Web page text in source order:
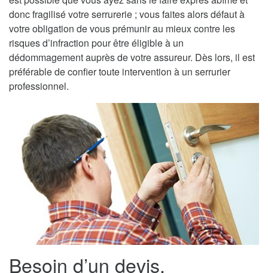
donc fragilisé votre serrurerie ; vous faites alors défaut à
votre obligation de vous prémunir au mieux contre les
risques d’infraction pour être éligible à un
dédommagement auprès de votre assureur. Dès lors, il est
préférable de confier toute intervention à un serrurier
professionnel.
Besoin d’un devis,